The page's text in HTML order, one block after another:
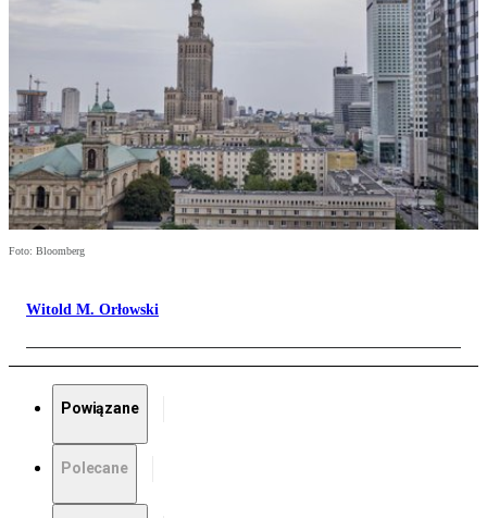
Foto: Bloomberg
Witold M. Orłowski
Powiązane
Polecane